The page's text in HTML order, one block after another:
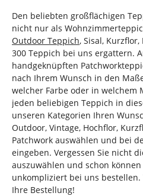
Den beliebten großflächigen
nicht nur als
Outdoor Teppich, Sisal,
300 Teppich bei uns ergattern.
handgeknüpften
nach Ihrem Wunsch in den
welcher Farbe oder in welchem
jeden beliebigen Teppich in
unseren Kategorien Ihren
Outdoor, Vintage, Hochflor,
Patchwork auswählen und bei
eingeben. Vergessen Sie nicht
auszuwählen und schon
unkompliziert bei uns
Ihre Bestellung!